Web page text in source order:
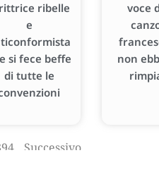
ribelle
e
si fece beffe
di tutte le
voce
non
Successivo